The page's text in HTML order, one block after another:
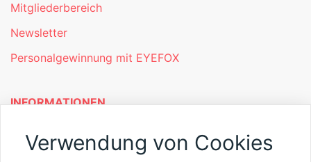
Mitgliederbereich
Newsletter
Personalgewinnung mit EYEFOX
INFORMATIONEN
Was ist EYEFOX – Ihre Möglichkeiten
Verwendung von Cookies